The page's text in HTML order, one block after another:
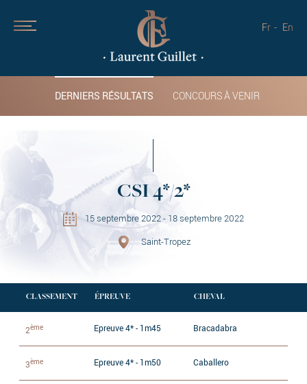
Fr En
DERNIERS RÉSULTATS CONCOURS À VENIR
CSI 4*/2*
15 septembre 2022 - 18 septembre 2022
Saint-Tropez
CLASSEMENT ÉPREUVE CHEVAL
2ème Epreuve 4* - 1m45 Bracadabra
3ème Epreuve 4* - 1m50 Caballero